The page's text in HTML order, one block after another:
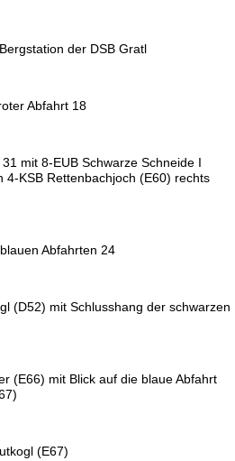
der DSB Gratl
Abfahrt 18
mit 8-EUB Schwarze Schneide I
4-KSB Rettenbachjoch (E60) rechts
Abfahrten 24
(D52) mit Schlusshang der schwarzen
(E66) mit Blick auf die blaue Abfahrt
(E67)